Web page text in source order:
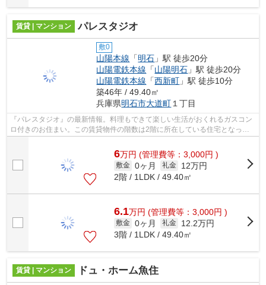
賃貸 | マンション パレスタジオ
敷0
山陽本線 「明石 」駅 徒歩20分
山陽電鉄本線 「山陽明石 」駅 徒歩20分
山陽電鉄本線 「西新町 」駅 徒歩10分
築46年 / 49.40㎡
兵庫県明石市大道町１丁目
『パレスタジオ』の最新情報。料理もできて楽しい生活がおくれるガスコン
ロ付きのお住まい。この賃貸物件の階数は2階に所在している住宅となって
6万円 (管理費等：3,000円 )
敷金 0ヶ月 礼金
12万円
2階 / 1LDK / 49.40㎡
6.1万円 (管理費等：3,000円 )
敷金 0ヶ月 礼金
12.2万円
3階 / 1LDK / 49.40㎡
賃貸 | マンション ドュ・ホーム魚住